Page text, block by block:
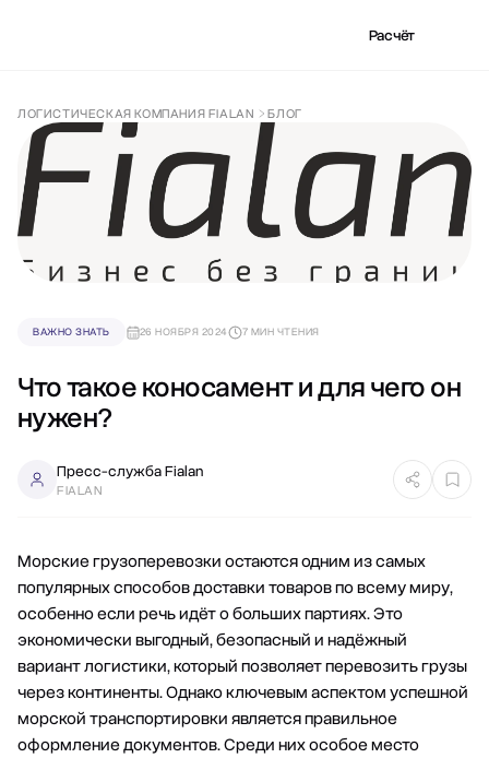
Расчёт
ЛОГИСТИЧЕСКАЯ КОМПАНИЯ FIALAN БЛОГ
ВАЖНО ЗНАТЬ 26 НОЯБРЯ 2024 7 МИН ЧТЕНИЯ
Что такое коносамент и для чего он
нужен?
Пресс-служба Fialan
FIALAN
Морские грузоперевозкиостаются одним из самых
популярных способов доставки товаров по всему миру,
особенно если речь идёт о больших партиях. Это
экономически выгодный, безопасный и надёжный
вариант логистики, который позволяет перевозить грузы
через континенты. Однако ключевым аспектом успешной
морской транспортировки является правильное
оформление документов. Среди них особое место